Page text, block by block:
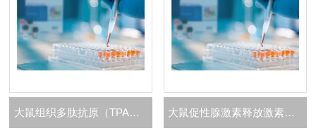
大鼠组织多肽抗原（TPA）ELISA 试剂盒 大鼠促性腺激素释放激素（GnRH）ELISA 试剂盒